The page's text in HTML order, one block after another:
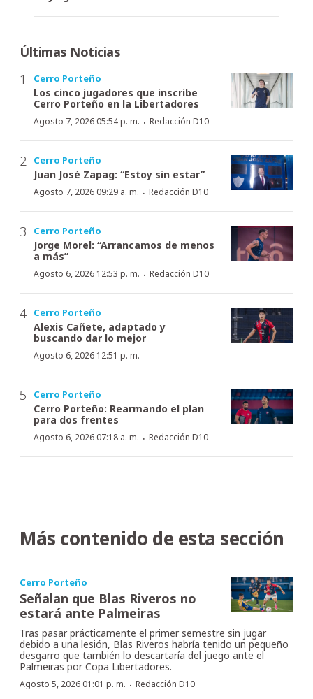
Últimas Noticias
Cerro Porteño
Los cinco jugadores que inscribe
Cerro Porteño en la Libertadores
Agosto 7, 2026 05:54 p. m. · Redacción D10
Cerro Porteño
Juan José Zapag: “Estoy sin estar”
Agosto 7, 2026 09:29 a. m. · Redacción D10
Cerro Porteño
Jorge Morel: “Arrancamos de menos
a más”
Agosto 6, 2026 12:53 p. m. · Redacción D10
Cerro Porteño
Alexis Cañete, adaptado y
buscando dar lo mejor
Agosto 6, 2026 12:51 p. m.
Cerro Porteño
Cerro Porteño: Rearmando el plan
para dos frentes
Agosto 6, 2026 07:18 a. m. · Redacción D10
Más contenido de esta sección
Cerro Porteño
Señalan que Blas Riveros no
estará ante Palmeiras
Tras pasar prácticamente el primer semestre sin jugar
debido a una lesión, Blas Riveros habría tenido un pequeño
desgarro que también lo descartaría del juego ante el
Palmeiras por Copa Libertadores.
Agosto 5, 2026 01:01 p. m. · Redacción D10